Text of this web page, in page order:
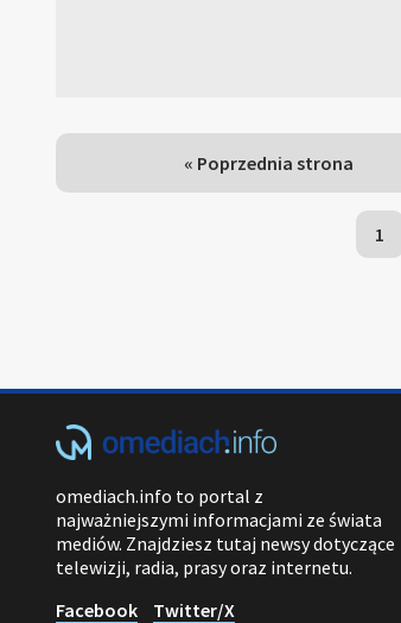
« Poprzednia strona
1
omediach.info to portal z
najważniejszymi informacjami ze świata
mediów. Znajdziesz tutaj newsy dotyczące
telewizji, radia, prasy oraz internetu.
Facebook
Twitter/X